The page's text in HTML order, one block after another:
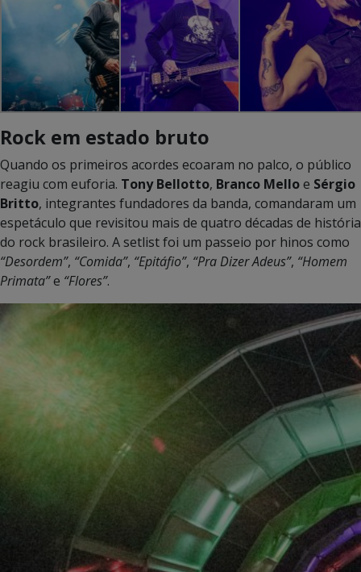
Rock em estado bruto
Quando os primeiros acordes ecoaram no palco, o público
reagiu com euforia. Tony Bellotto, Branco Melloe Sérgio
Britto, integrantes fundadores da banda, comandaram um
espetáculo que revisitou mais de quatro décadas de história
do rock brasileiro. A setlist foi um passeio por hinos como
“Desordem”, “Comida”, “Epitáfio”, “Pra Dizer Adeus”, “Homem
Primata”e “Flores”.